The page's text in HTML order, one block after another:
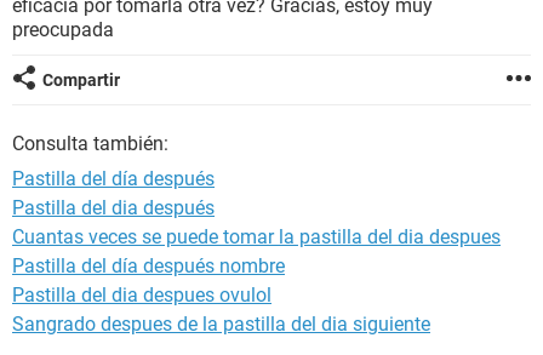
GLOSARIO
eficacia por tomarla otra vez? Gracias, estoy muy
preocupada
Compartir
Consulta también:
Pastilla del día después
Pastilla del dia después
Cuantas veces se puede tomar la pastilla del dia despues
Pastilla del día después nombre
Pastilla del dia despues ovulol
Sangrado despues de la pastilla del dia siguiente